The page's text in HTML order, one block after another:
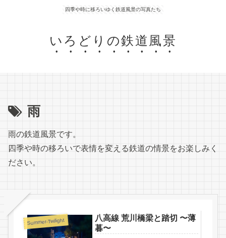
四季や時に移ろいゆく鉄道風景の写真たち
いろどりの鉄道風景
雨
雨の鉄道風景です。
四季や時の移ろいで表情を変える鉄道の情景をお楽しみく
ださい。
Summer-Twilight
八高線 荒川橋梁と踏切 〜薄
暮〜